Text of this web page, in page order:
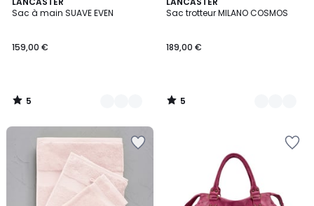
Sac à main SUAVE EVEN
159,00 €
/
13
Couleurs
5
/
Sac trotteur MILANO COSMOS
189,00 €
/
8
Couleurs
5
/